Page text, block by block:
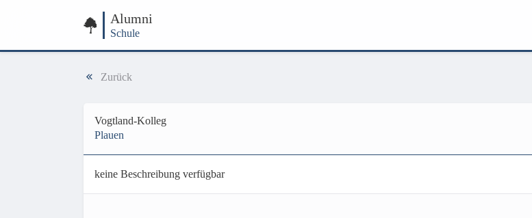
Alumni
Schule
Zurück
Vogtland-Kolleg
Plauen
keine Beschreibung verfügbar